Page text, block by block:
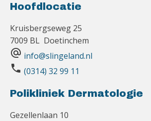
Hoofdlocatie
Kruisbergseweg 25
7009 BL Doetinchem
alternate_email info@slingeland.nl
phone (0314) 32 99 11
Polikliniek Dermatologie
Gezellenlaan 10